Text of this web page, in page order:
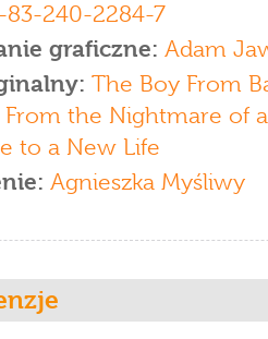
83-240-2284-7
graficzne: Adam
The Boy From
From the Nightmare of
to a New Life
Agnieszka Myśliwy